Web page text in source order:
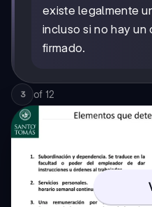
existe legalmente
incluso si no hay un
firmado.
3 of 12